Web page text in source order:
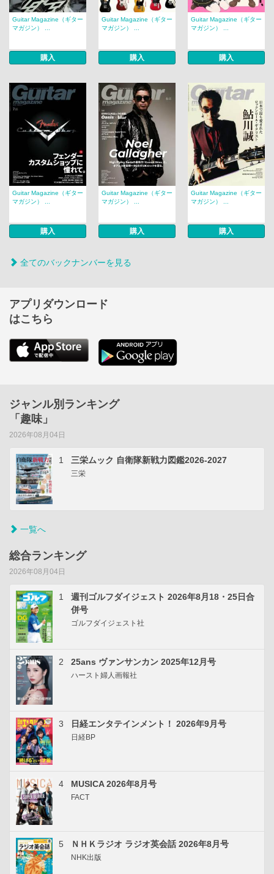
Guitar Magazine（ギター
マガジン） ...
購入
Guitar Magazine（ギター
マガジン） ...
購入
Guitar Magazine（ギター
マガジン） ...
購入
Guitar Magazine（ギター
マガジン） ...
購入
Guitar Magazine（ギター
マガジン） ...
購入
Guitar Magazine（ギター
マガジン） ...
購入
全てのバックナンバーを見る
アプリダウンロード
はこちら
ジャンル別ランキング
「趣味」
2026年08月04日
1 三栄ムック 自衛隊新戦力図鑑2026-2027
三栄
一覧へ
総合ランキング
2026年08月04日
1
週刊ゴルフダイジェスト 2026年8月18・25日合
併号
ゴルフダイジェスト社
2 25ans ヴァンサンカン 2025年12月号
ハースト婦人画報社
3 日経エンタテインメント！ 2026年9月号
日経BP
4 MUSICA 2026年8月号
FACT
5 ＮＨＫラジオ ラジオ英会話 2026年8月号
NHK出版